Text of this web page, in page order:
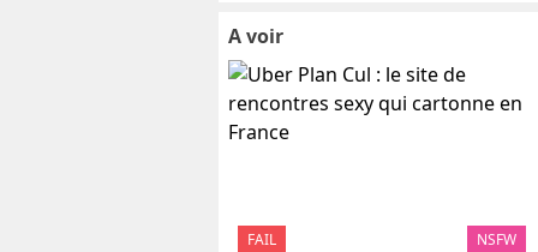
A voir
FAIL NSFW